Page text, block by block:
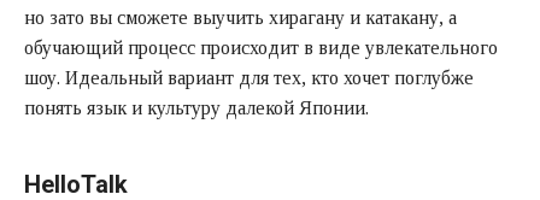
но зато вы сможете выучить хирагану и катакану, а
обучающий процесс происходит в виде увлекательного
шоу. Идеальный вариант для тех, кто хочет поглубже
понять язык и культуру далекой Японии.
HelloTalk